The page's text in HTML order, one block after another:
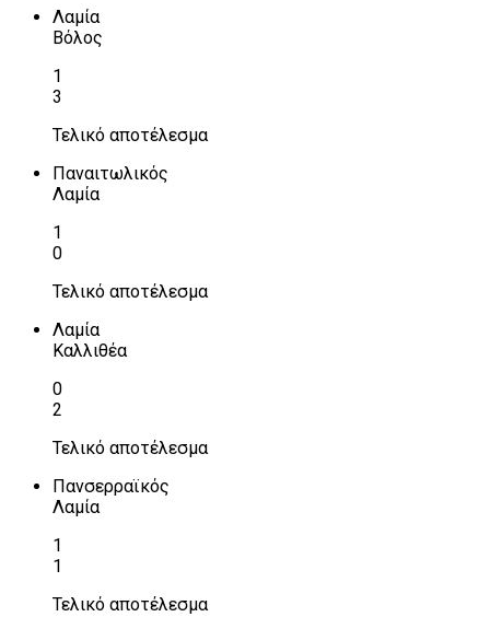
Λαμία
Βόλος
1
3
Τελικό αποτέλεσμα
Παναιτωλικός
Λαμία
1
0
Τελικό αποτέλεσμα
Λαμία
Καλλιθέα
0
2
Τελικό αποτέλεσμα
Πανσερραϊκός
Λαμία
1
1
Τελικό αποτέλεσμα